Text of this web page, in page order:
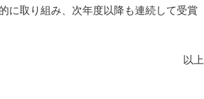
に取り組み、次年度以降も連続して受賞
以上